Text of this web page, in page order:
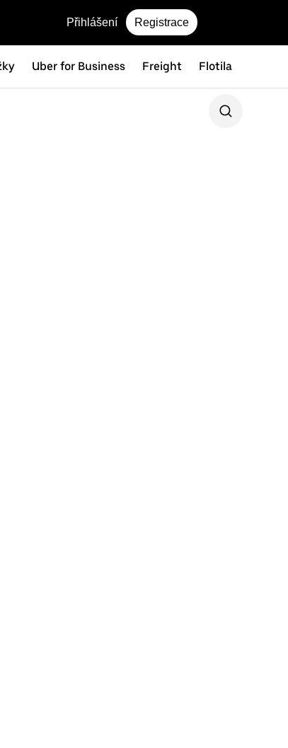
Přihlášení Registrace
Uber for Business Freight Flotila